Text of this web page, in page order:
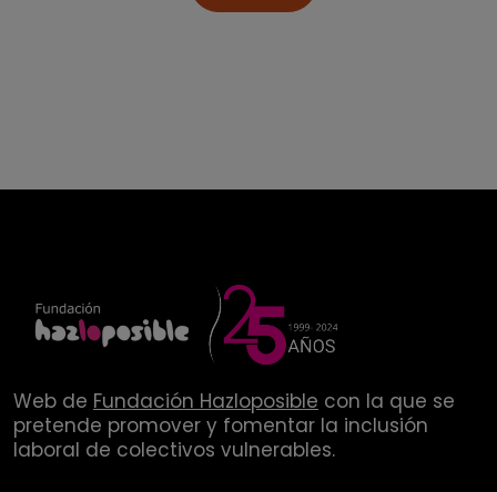
Web de Fundación Hazloposible con la que se
pretende promover y fomentar la inclusión
laboral de colectivos vulnerables.